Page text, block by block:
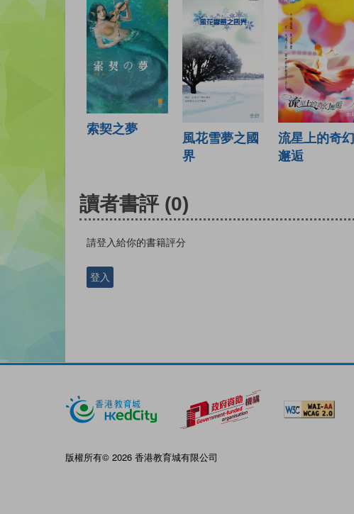
索契之夢
風花雪夢之國
界
流星上的奇幻
邂逅
讀者書評 (0)
請登入給你的書籍評分
登入
版權所有© 2026 香港教育城有限公司